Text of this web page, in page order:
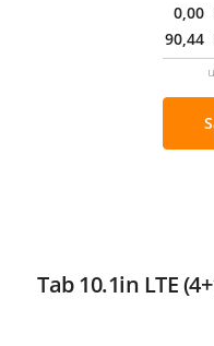
0,00
90,44
Tab 10.1in LTE